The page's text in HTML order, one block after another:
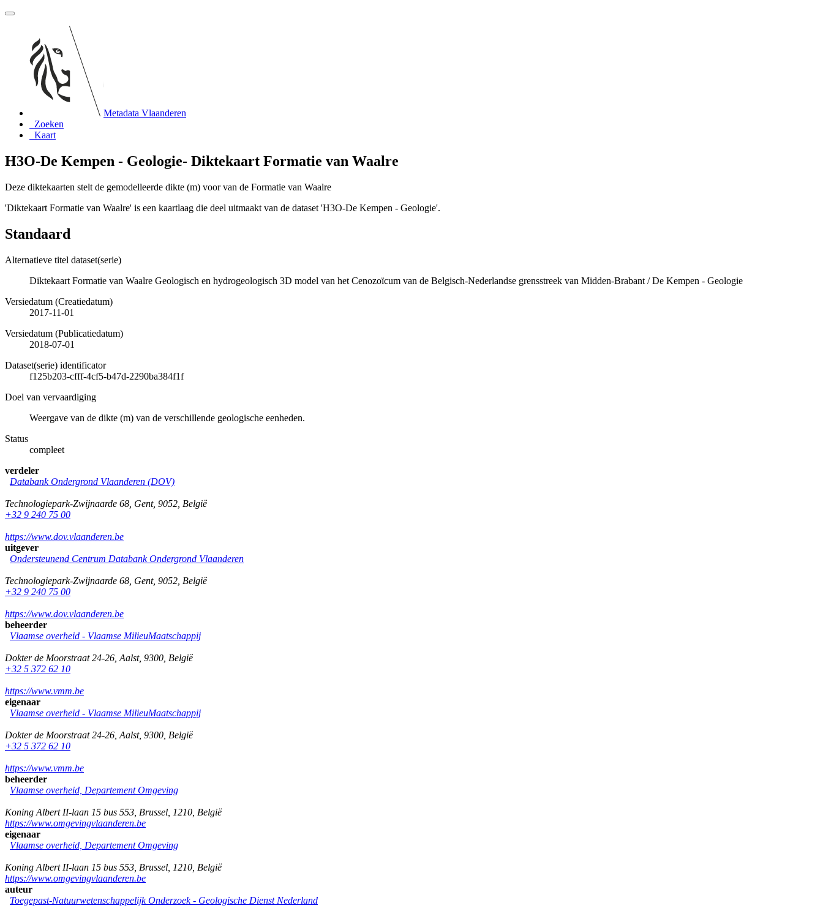
Metadata Vlaanderen
Zoeken
Kaart
H3O-De Kempen - Geologie- Diktekaart Formatie van Waalre
Deze diktekaarten stelt de gemodelleerde dikte (m) voor van de Formatie van Waalre
'Diktekaart Formatie van Waalre' is een kaartlaag die deel uitmaakt van de dataset 'H3O-De Kempen - Geologie'.
Standaard
Alternatieve titel dataset(serie)
Diktekaart Formatie van Waalre Geologisch en hydrogeologisch 3D model van het Cenozoïcum van de Belgisch-Nederlandse grensstreek van Midden-Brabant / De Kempen - Geologie
Versiedatum (Creatiedatum)
2017-11-01
Versiedatum (Publicatiedatum)
2018-07-01
Dataset(serie) identificator
f125b203-cfff-4cf5-b47d-2290ba384f1f
Doel van vervaardiging
Weergave van de dikte (m) van de verschillende geologische eenheden.
Status
compleet
verdeler
Databank Ondergrond Vlaanderen (DOV)
Technologiepark-Zwijnaarde 68 Gent, 9052 België
+32 9 240 75 00
https://www.dov.vlaanderen.be
uitgever
Ondersteunend Centrum Databank Ondergrond Vlaanderen
Technologiepark-Zwijnaarde 68 Gent, 9052 België
+32 9 240 75 00
https://www.dov.vlaanderen.be
beheerder
Vlaamse overheid - Vlaamse MilieuMaatschappij
Dokter de Moorstraat 24-26 Aalst, 9300 België
+32 5 372 62 10
https://www.vmm.be
eigenaar
Vlaamse overheid - Vlaamse MilieuMaatschappij
Dokter de Moorstraat 24-26 Aalst, 9300 België
+32 5 372 62 10
https://www.vmm.be
beheerder
Vlaamse overheid, Departement Omgeving
Koning Albert II-laan 15 bus 553 Brussel 1210 België
https://www.omgevingvlaanderen.be
eigenaar
Vlaamse overheid, Departement Omgeving
Koning Albert II-laan 15 bus 553 Brussel 1210 België
https://www.omgevingvlaanderen.be
auteur
Toegepast-Natuurwetenschappelijk Onderzoek - Geologische Dienst Nederland